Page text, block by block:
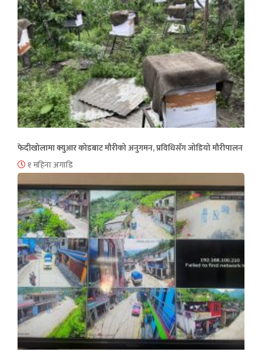
फेदीखोलामा क्युआर कोडबाट मौरीको अनुगमन, प्रविधिसँग जोडियो मौरीपालन
१ महिना अगाडि